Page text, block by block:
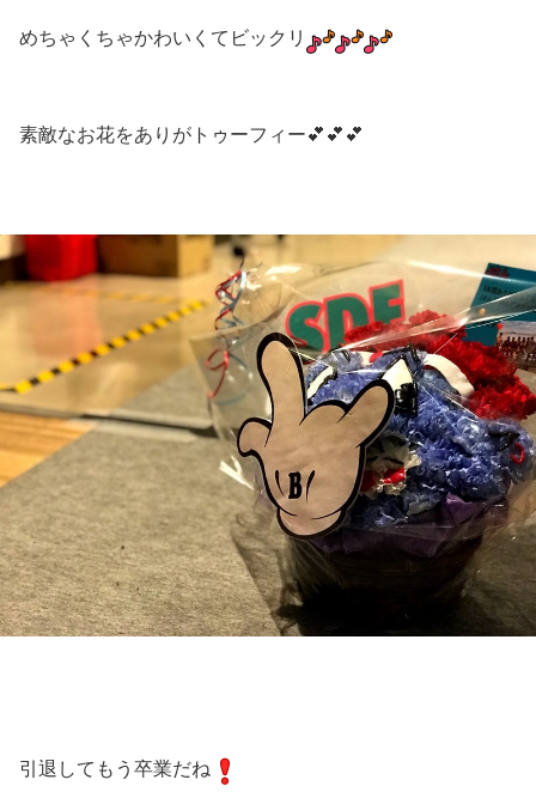
めちゃくちゃかわいくてビックリ
素敵なお花をありがトゥーフィー💕💕💕
引退してもう卒業だね